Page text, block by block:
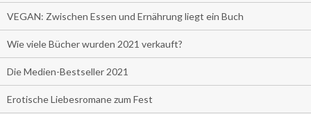
VEGAN: Zwischen Essen und Ernährung liegt ein Buch
Wie viele Bücher wurden 2021 verkauft?
Die Medien-Bestseller 2021
Erotische Liebesromane zum Fest